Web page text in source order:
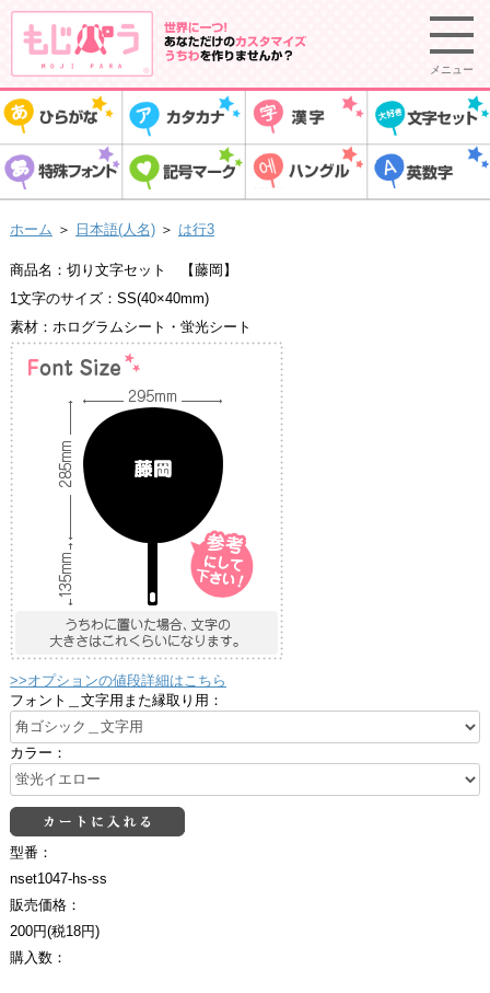
メニュー
ホーム ＞ 日本語(人名) ＞ は行3
商品名：切り文字セット 【藤岡】
1文字のサイズ：SS(40×40mm)
素材：ホログラムシート・蛍光シート
>>オプションの値段詳細はこちら
フォント＿文字用また縁取り用：
カラー：
型番：
nset1047-hs-ss
販売価格：
200円(税18円)
購入数：